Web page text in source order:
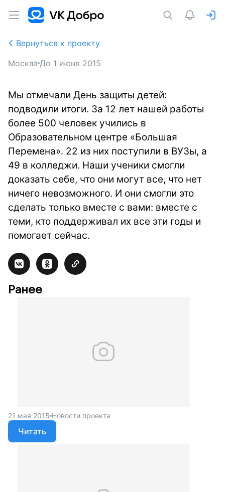
Вернуться к проекту
Москва До 1 июня 2015
Мы отмечали День защиты детей:
подводили итоги. За 12 лет нашей работы
более 500 человек учились в
Образовательном центре «Большая
Перемена». 22 из них поступили в ВУЗы, а
49 в колледжи. Наши ученики смогли
доказать себе, что они могут все, что нет
ничего невозможного. И они смогли это
сделать только вместе с вами: вместе с
теми, кто поддерживал их все эти годы и
помогает сейчас.
Ранее
21 мая 2015 Новости проекта
Читать